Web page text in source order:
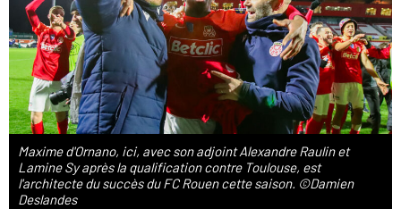
Maxime d'Ornano, ici, avec son adjoint Alexandre Raulin et
Lamine Sy après la qualification contre Toulouse, est
l'architecte du succès du FC Rouen cette saison. ©Damien
Deslandes